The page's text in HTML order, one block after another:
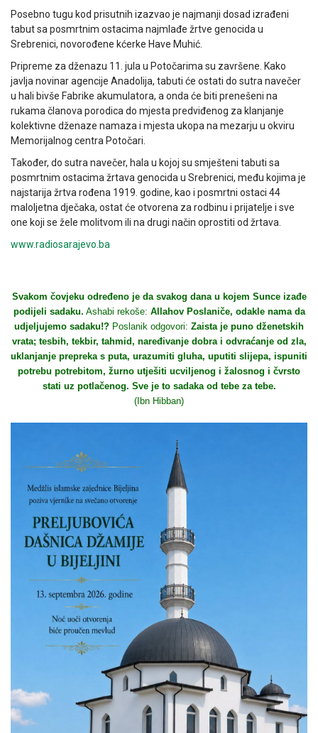
Posebno tugu kod prisutnih izazvao je najmanji dosad izrađeni
tabut sa posmrtnim ostacima najmlađe žrtve genocida u
Srebrenici, novorođene kćerke Have Muhić.
Pripreme za dženazu 11. jula u Potočarima su završene. Kako
javlja novinar agencije Anadolija, tabuti će ostati do sutra navečer
u hali bivše Fabrike akumulatora, a onda će biti prenešeni na
rukama članova porodica do mjesta predviđenog za klanjanje
kolektivne dženaze namaza i mjesta ukopa na mezarju u okviru
Memorijalnog centra Potočari.
Također, do sutra navečer, hala u kojoj su smješteni tabuti sa
posmrtnim ostacima žrtava genocida u Srebrenici, među kojima je
najstarija žrtva rođena 1919. godine, kao i posmrtni ostaci 44
maloljetna dječaka, ostat će otvorena za rodbinu i prijatelje i sve
one koji se žele molitvom ili na drugi način oprostiti od žrtava.
www.radiosarajevo.ba
Svakom čovjeku određeno je da svakog dana u kojem Sunce izađe
podijeli sadaku. Ashabi rekoše: Allahov Poslaniče, odakle nama da
udjeljujemo sadaku!? Poslanik odgovori: Zaista je puno dženetskih
vrata; tesbih, tekbir, tahmid, naređivanje dobra i odvraćanje od zla,
uklanjanje prepreka s puta, urazumiti gluha, uputiti slijepa, ispuniti
potrebu potrebitom, žurno utješiti ucviljenog i žalosnog i čvrsto
stati uz potlačenog. Sve je to sadaka od tebe za tebe.
(Ibn Hibban)